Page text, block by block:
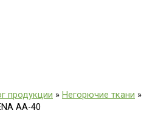
продукции » Негорючие ткани »
АА-40